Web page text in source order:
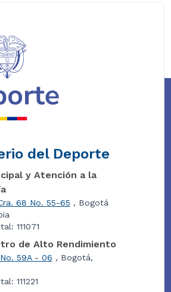
del Deporte
y Atención a la
68 No. 55-65 , Bogotá
111071
de Alto Rendimiento
59A - 06 , Bogotá,
111221